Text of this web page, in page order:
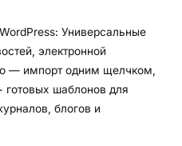
Универсальные
электронной
— импорт одним щелчком,
готовых шаблонов для
блогов и